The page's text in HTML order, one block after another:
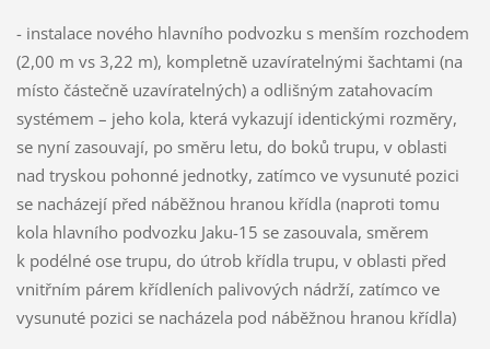
- instalace nového hlavního podvozku s menším rozchodem
(2,00 m vs 3,22 m), kompletně uzavíratelnými šachtami (na
místo částečně uzavíratelných) a odlišným zatahovacím
systémem – jeho kola, která vykazují identickými rozměry,
se nyní zasouvají, po směru letu, do boků trupu, v oblasti
nad tryskou pohonné jednotky, zatímco ve vysunuté pozici
se nacházejí před náběžnou hranou křídla (naproti tomu
kola hlavního podvozku Jaku-15 se zasouvala, směrem
k podélné ose trupu, do útrob křídla trupu, v oblasti před
vnitřním párem křídleních palivových nádrží, zatímco ve
vysunuté pozici se nacházela pod náběžnou hranou křídla)